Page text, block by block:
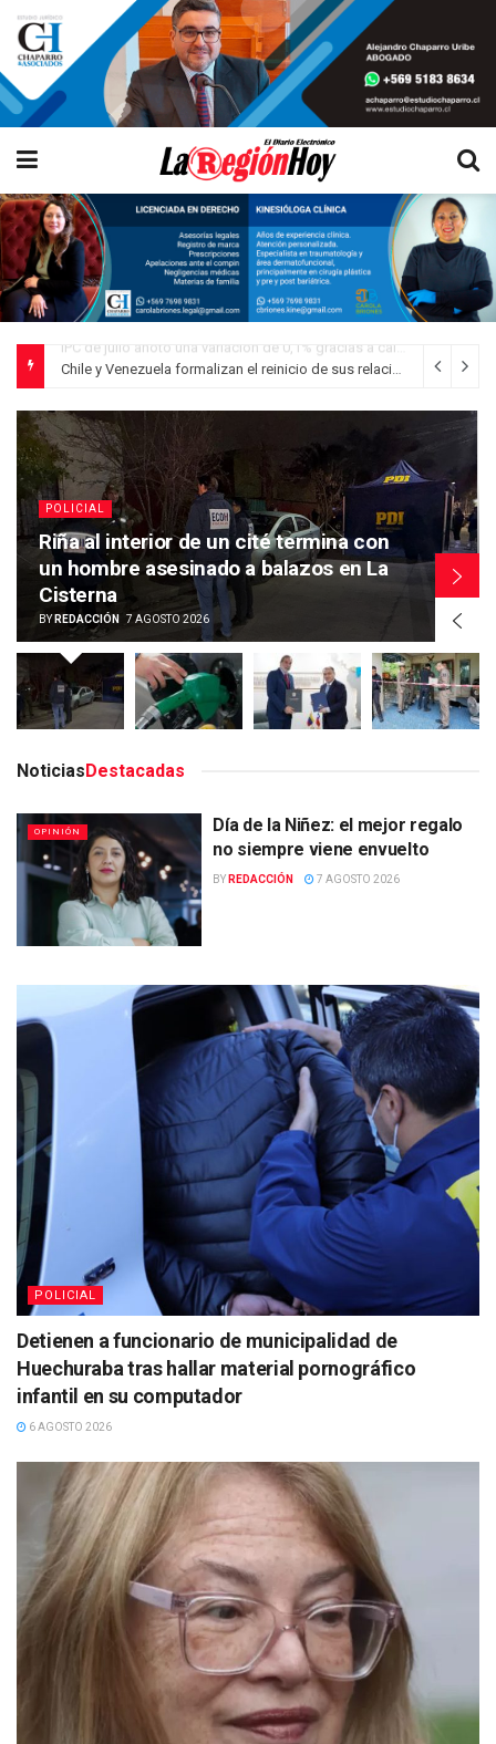
POLICIAL
Riña al interior de un cité termina con
un hombre asesinado a balazos en La
Cisterna
BY REDACCIÓN 7 AGOSTO 2026
Noticias Destacadas
OPINIÓN
Día de la Niñez: el mejor regalo
no siempre viene envuelto
BY REDACCIÓN 7 AGOSTO 2026
POLICIAL
Detienen a funcionario de municipalidad de
Huechuraba tras hallar material pornográfico
infantil en su computador
6 AGOSTO 2026